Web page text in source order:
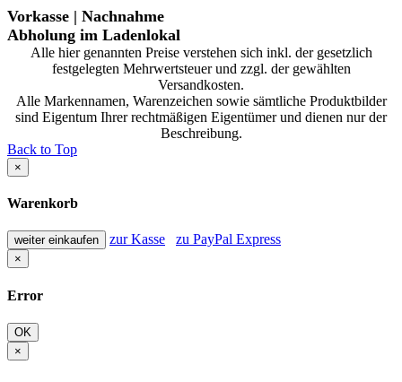
Vorkasse | Nachnahme
Abholung im Ladenlokal
Alle hier genannten Preise verstehen sich inkl. der gesetzlich
festgelegten Mehrwertsteuer und zzgl. der gewählten
Versandkosten.
Alle Markennamen, Warenzeichen sowie sämtliche Produktbilder
sind Eigentum Ihrer rechtmäßigen Eigentümer und dienen nur der
Beschreibung.
Back to Top
×
Warenkorb
weiter einkaufen zur Kasse zu PayPal Express
×
Error
OK
×